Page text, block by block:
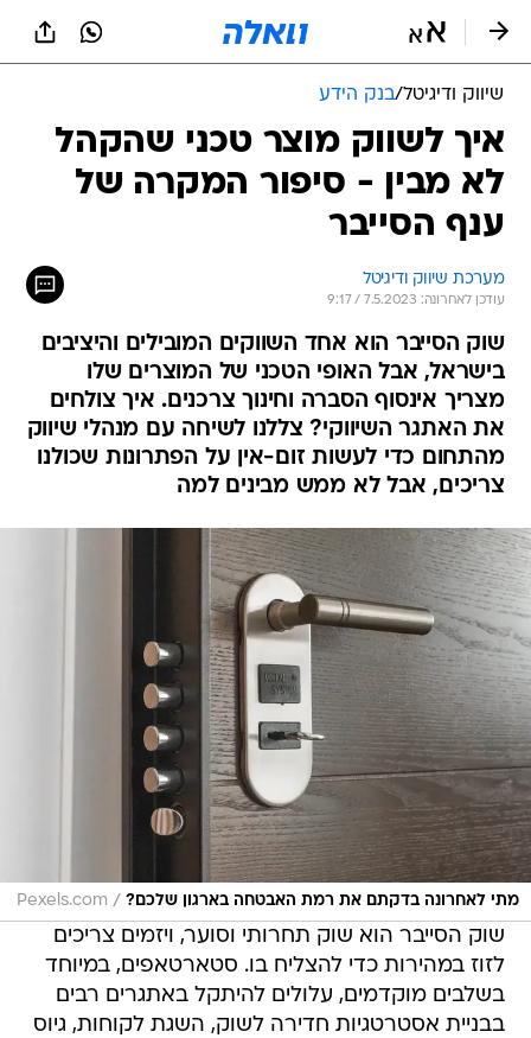
שיווק ודיגיטל/בנק הידע
איך לשווק מוצר טכני שהקהל
לא מבין - סיפור המקרה של
ענף הסייבר
מערכת שיווק ודיגיטל
עודכן לאחרונה: 7.5.2023 / 9:17
שוק הסייבר הוא אחד השווקים המובילים והיציבים
בישראל, אבל האופי הטכני של המוצרים שלו
מצריך אינסוף הסברה וחינוך צרכנים. איך צולחים
את האתגר השיווקי? צללנו לשיחה עם מנהלי שיווק
מהתחום כדי לעשות זום-אין על הפתרונות שכולנו
צריכים, אבל לא ממש מבינים למה
מתי לאחרונה בדקתם את רמת האבטחה בארגון שלכם? /
Pexels.com
שוק הסייבר הוא שוק תחרותי וסוער, ויזמים צריכים
לזוז במהירות כדי להצליח בו. סטארטאפים, במיוחד
בשלבים מוקדמים, עלולים להיתקל באתגרים רבים
בבניית אסטרטגיות חדירה לשוק, השגת לקוחות, גיוס